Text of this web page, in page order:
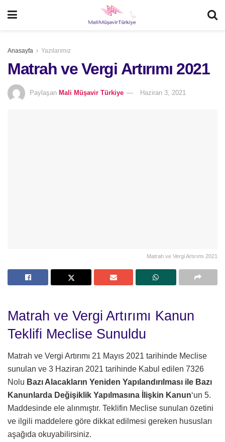
Anasayfa Yazılarımız
Matrah ve Vergi Artırımı 2021
Paylaşan Mali Müşavir Türkiye Haziran 3, 2021
Matrah ve Vergi Artırımı 2021
Matrah ve Vergi Artırımı Kanun
Teklifi Meclise Sunuldu
Matrah ve Vergi Artırımı 21 Mayıs 2021 tarihinde Meclise
sunulan ve 3 Haziran 2021 tarihinde Kabul edilen 7326
Nolu Bazı Alacakların Yeniden Yapılandırılması ile Bazı
Kanunlarda Değişiklik Yapılmasına İlişkin Kanun‘un 5.
Maddesinde ele alınmıştır. Teklifin Meclise sunulan özetini
ve ilgili maddelere göre dikkat edilmesi gereken hususları
aşağıda okuyabilirsiniz.